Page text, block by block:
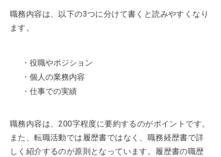
職務内容は、以下の3つに分けて書くと読みやすくなり
ます。
・役職やポジション
・個人の業務内容
・仕事での実績
職務内容は、200字程度に要約するのがポイントです。
また、転職活動では履歴書ではなく、職務経歴書で詳
しく紹介するのが原則となっています。履歴書の職歴